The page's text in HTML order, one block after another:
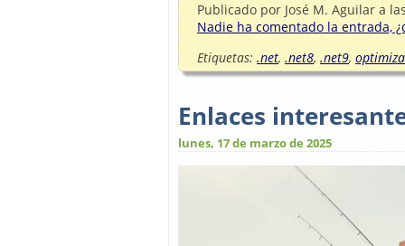
Publicado por José M. Aguilar a
Nadie ha comentado la entrada,
Etiquetas: .net, .net8, .net9,
Enlaces
lunes, 17 de marzo de 2025